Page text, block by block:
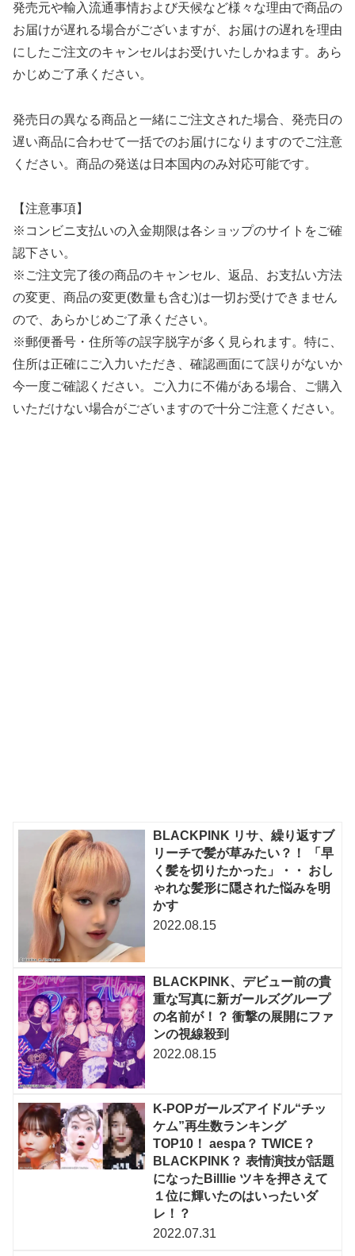
発売元や輸入流通事情および天候など様々な理由で商品の
お届けが遅れる場合がございますが、お届けの遅れを理由
にしたご注文のキャンセルはお受けいたしかねます。あら
かじめご了承ください。
発売日の異なる商品と一緒にご注文された場合、発売日の
遅い商品に合わせて一括でのお届けになりますのでご注意
ください。商品の発送は日本国内のみ対応可能です。
【注意事項】
※コンビニ支払いの入金期限は各ショップのサイトをご確
認下さい。
※ご注文完了後の商品のキャンセル、返品、お支払い方法
の変更、商品の変更(数量も含む)は一切お受けできません
ので、あらかじめご了承ください。
※郵便番号・住所等の誤字脱字が多く見られます。特に、
住所は正確にご入力いただき、確認画面にて誤りがないか
今一度ご確認ください。ご入力に不備がある場合、ご購入
いただけない場合がございますので十分ご注意ください。
BLACKPINK リサ、繰り返すブ
リーチで髪が草みたい？！ 「早
く髪を切りたかった」・・ おし
ゃれな髪形に隠された悩みを明
かす
2022.08.15
BLACKPINK、デビュー前の貴
重な写真に新ガールズグループ
の名前が！？ 衝撃の展開にファ
ンの視線殺到
2022.08.15
K-POPガールズアイドル“チッ
ケム”再生数ランキング
TOP10！ aespa？ TWICE？
BLACKPINK？ 表情演技が話題
になったBilllie ツキを押さえて
１位に輝いたのはいったいダ
レ！？
2022.07.31